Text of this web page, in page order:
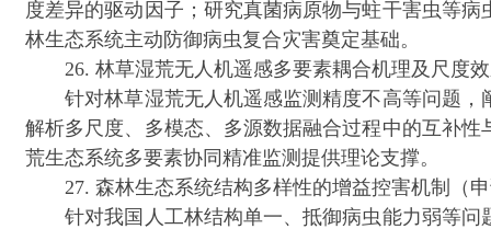
度差异的驱动因子；研究真菌病原物与蛀干害虫等
林生态系统主动防御病虫复合灾害奠定基础。
26. 林草湿荒无人机遥感多要素耦合机理及尺度效
针对林草湿荒无人机遥感监测精度不高等问题，
解析多尺度、多模态、多源数据融合过程中的互补
荒生态系统多要素协同精准监测提供理论支撑。
27. 森林生态系统结构多样性的增益控害机制（申
针对我国人工林结构单一、抵御病虫能力弱等问